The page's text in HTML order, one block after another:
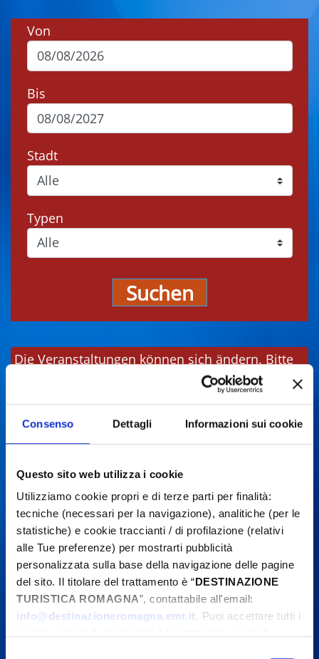
Consenso Dettagli Informazioni sui cookie
Questo sito web utilizza i cookie
Utilizziamo cookie propri e di terze parti per finalità:
tecniche (necessari per la navigazione), analitiche (per le
statistiche) e cookie traccianti / di profilazione (relativi
alle Tue preferenze) per mostrarti pubblicità
personalizzata sulla base della navigazione delle pagine
del sito. Il titolare del trattamento è “DESTINAZIONE
TURISTICA ROMAGNA”, contattabile all'email:
info@destinazioneromagna.emr.it. Puoi accettare tutti i
Von
Bis
Stadt
Typen
Suchen
Die Veranstaltungen können sich ändern. Bitte
kontaktieren Sie die Organisatoren, bevor Sie